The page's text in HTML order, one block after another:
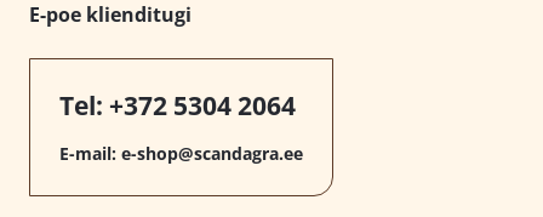
E-poe klienditugi
Tel: +372 5304 2064
E-mail: e-shop@scandagra.ee